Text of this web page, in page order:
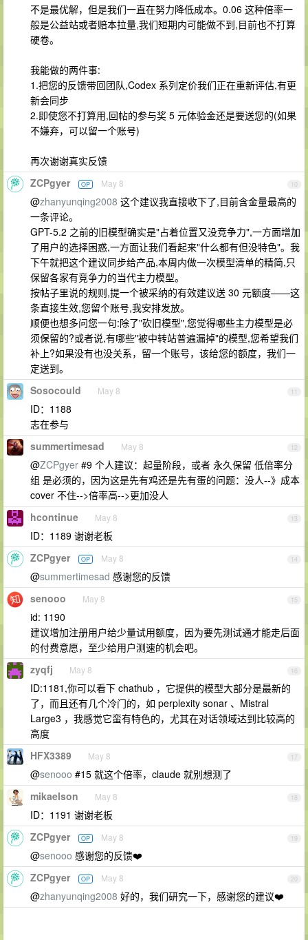
不是最优解，但是我们一直在努力降低成本。0.06 这种倍率一
般是公益站或者赔本拉量,我们短期内可能做不到,目前也不打算
硬卷。
我能做的两件事:
1.把您的反馈带回团队,Codex 系列定价我们正在重新评估,有更
新会同步
2.即使您不打算用,回帖的参与奖 5 元体验金还是要送您的(如果
不嫌弃，可以留一个账号)
再次谢谢真实反馈
10
ZCPgyer OP May 8
@zhanyunqing2008 这个建议我直接收下了,目前含金量最高的
一条评论。
GPT-5.2 之前的旧模型确实是"占着位置又没竞争力",一方面增加
了用户的选择困惑,一方面让我们看起来"什么都有但没特色"。我
下午就把这个建议同步给产品,本周内做一次模型清单的精简,只
保留各家有竞争力的当代主力模型。
按帖子里说的规则,提一个被采纳的有效建议送 30 元额度——这
条直接生效,您留个账号,我安排发放。
顺便也想多问您一句:除了"砍旧模型",您觉得哪些主力模型是必
须保留的?或者说,有哪些"被中转站普遍漏掉"的模型,您希望我们
补上?如果没有也没关系，留一个账号，该给您的额度，我们一
定送到。
11
Sosocould May 8
ID：1188
志在参与
12
summertimesad May 8
@ZCPgyer #9 个人建议：起量阶段，或者 永久保留 低倍率分
组 是必须的，因为这是先有鸡还是先有蛋的问题：没人--》成本
cover 不住-->倍率高-->更加没人
13
hcontinue May 8
ID：1189 谢谢老板
14
ZCPgyer OP May 8
@summertimesad 感谢您的反馈
15
senooo May 8
id: 1190
建议增加注册用户给少量试用额度，因为要先测试通才能走后面
的付费意愿，至少给用户测速的机会吧。
16
zyqfj May 8
ID:1181,你可以看下 chathub ，它提供的模型大部分是最新的
了，而且还有几个冷门的，如 perplexity sonar 、Mistral
Large3 ，我感觉它蛮有特色的，尤其在对话领域达到比较高的
高度
17
HFX3389 May 8
@senooo #15 就这个倍率，claude 就别想测了
18
mikaelson May 8
ID：1191 谢谢老板
19
ZCPgyer OP May 8
@senooo 感谢您的反馈❤️
20
ZCPgyer OP May 8
@zhanyunqing2008 好的，我们研究一下，感谢您的建议❤️